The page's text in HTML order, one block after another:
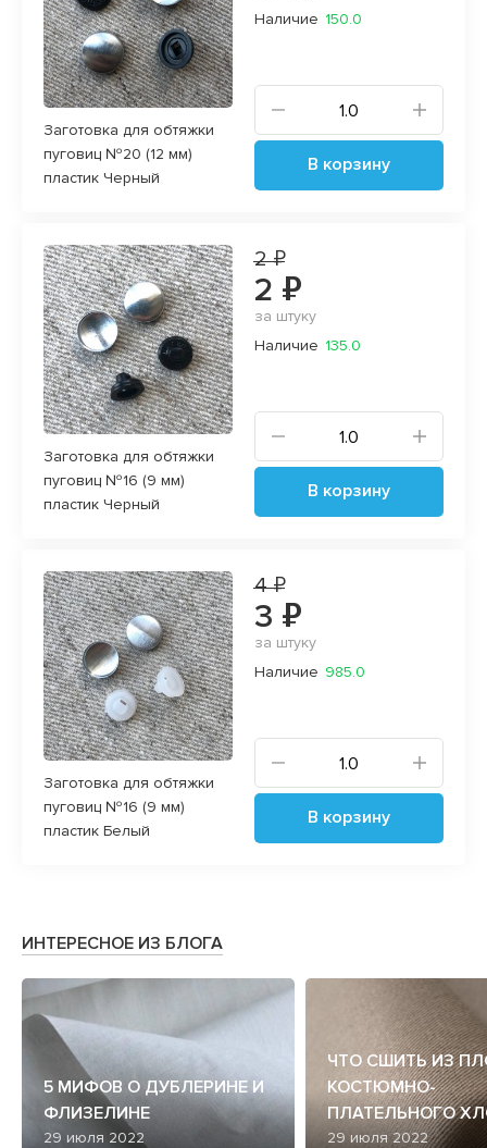
Заготовка для обтяжки
пуговиц №20 (12 мм)
пластик Черный
Наличие 150.0
В корзину
Заготовка для обтяжки
пуговиц №16 (9 мм)
пластик Черный
2 ₽
2 ₽
за штуку
Наличие 135.0
В корзину
Заготовка для обтяжки
пуговиц №16 (9 мм)
пластик Белый
4 ₽
3 ₽
за штуку
Наличие 985.0
В корзину
ИНТЕРЕСНОЕ ИЗ БЛОГА
5 МИФОВ О ДУБЛЕРИНЕ И
ФЛИЗЕЛИНЕ
29 июля 2022
ЧТО СШИТЬ ИЗ
КОСТЮМНО-
ПЛАТЕЛЬНОГО
29 июля 2022